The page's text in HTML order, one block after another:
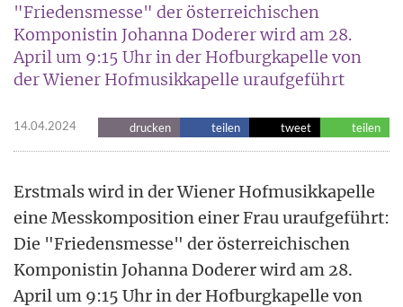
"Friedensmesse" der österreichischen
Komponistin Johanna Doderer wird am 28.
April um 9:15 Uhr in der Hofburgkapelle von
der Wiener Hofmusikkapelle uraufgeführt
14.04.2024 drucken teilen tweet teilen
Erstmals wird in der Wiener Hofmusikkapelle
eine Messkomposition einer Frau uraufgeführt:
Die "Friedensmesse" der österreichischen
Komponistin Johanna Doderer wird am 28.
April um 9:15 Uhr in der Hofburgkapelle von